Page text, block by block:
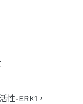
性-ERK1，